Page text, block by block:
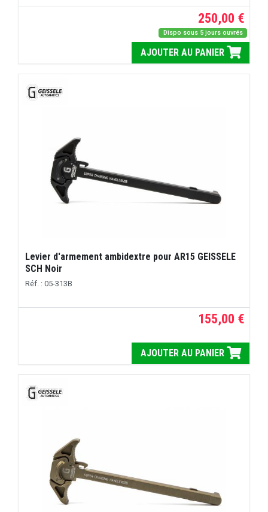
250,00 €
Dispo sous 5 jours ouvrés
AJOUTER AU PANIER
Levier d'armement ambidextre pour AR15 GEISSELE
SCH Noir
Réf. : 05-313B
155,00 €
AJOUTER AU PANIER